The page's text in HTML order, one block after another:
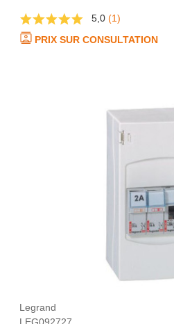
5,0 (1)
PRIX SUR CONSULTATION
Legrand